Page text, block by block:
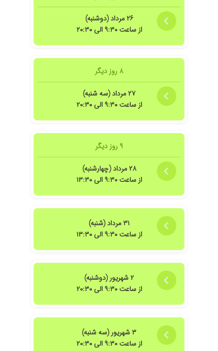
۲۶ مرداد (دوشنبه)
از ساعت ۹:۳۰ الی ۲۰:۳۰
۸ روز دیگر
۲۷ مرداد (سه شنبه)
از ساعت ۹:۳۰ الی ۲۰:۳۰
۹ روز دیگر
۲۸ مرداد (چهارشنبه)
از ساعت ۹:۳۰ الی ۱۳:۳۰
۳۱ مرداد (شنبه)
از ساعت ۹:۳۰ الی ۱۳:۳۰
۲ شهریور (دوشنبه)
از ساعت ۹:۳۰ الی ۲۰:۳۰
۳ شهریور (سه شنبه)
از ساعت ۹:۳۰ الی ۲۰:۳۰